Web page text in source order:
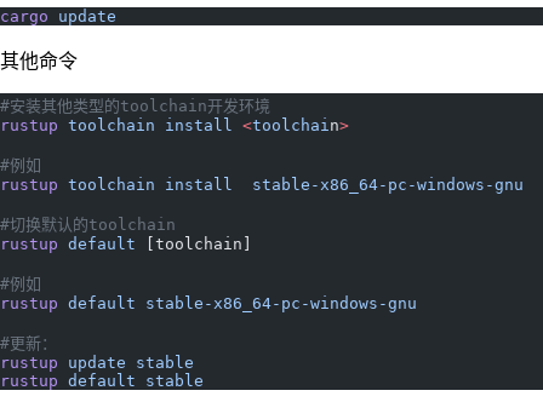
cargo update
其他命令
#安装其他类型的toolchain开发环境
rustup toolchain install <toolchain>
#例如
rustup toolchain install
  stable-x86_64-pc-windows-gnu
#切换默认的toolchain
rustup default [toolchain]
#例如
rustup default stable-x86_64-pc-windows-gnu
#更新：
rustup update stable
rustup default stable